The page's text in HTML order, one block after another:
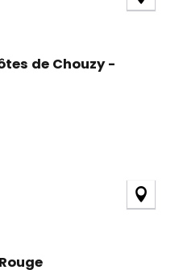
de Chouzy -